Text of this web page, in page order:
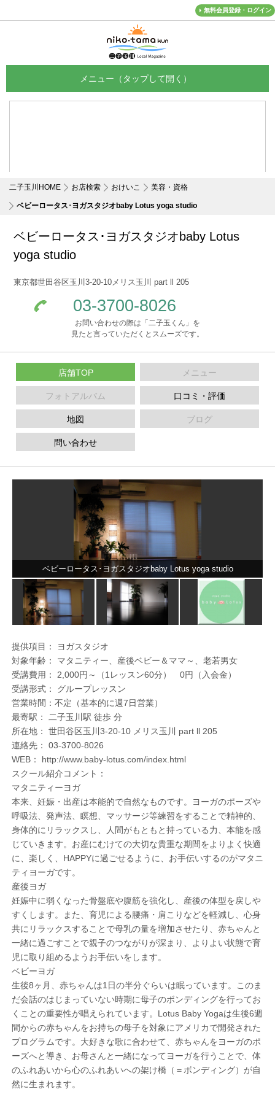
無料会員登録・ログイン
二子玉川HOME お店検索 おけいこ 美容・資格
ベビーロータス･ヨガスタジオbaby Lotus yoga studio
ベビーロータス･ヨガスタジオbaby Lotus
yoga studio
東京都世田谷区玉川3-20-10メリス玉川 part ll 205
03-3700-8026
お問い合わせの際は「二子玉くん」を
見たと言っていただくとスムーズです。
店舗TOP メニュー
フォトアルバム 口コミ・評価
地図 ブログ
問い合わせ
ベビーロータス･ヨガスタジオbaby Lotus yoga studio
提供項目： ヨガスタジオ
対象年齢： マタニティー、産後ベビー＆ママ～、老若男女
受講費用： 2,000円～（1レッスン60分） 0円（入会金）
受講形式： グループレッスン
営業時間：不定（基本的に週7日営業）
最寄駅： 二子玉川駅 徒歩 分
所在地： 世田谷区玉川3-20-10 メリス玉川 part ll 205
連絡先： 03-3700-8026
WEB： http://www.baby-lotus.com/index.html
スクール紹介コメント：
マタニティーヨガ
本来、妊娠・出産は本能的で自然なものです。ヨーガのポーズや
呼吸法、発声法、瞑想、マッサージ等練習をすることで精神的、
身体的にリラックスし、人間がもともと持っている力、本能を感
じていきます。お産にむけての大切な貴重な期間をよりよく快適
に、楽しく、HAPPYに過ごせるように、お手伝いするのがマタニ
ティヨーガです。
産後ヨガ
妊娠中に弱くなった骨盤底や腹筋を強化し、産後の体型を戻しや
すくします。また、育児による腰痛・肩こりなどを軽減し、心身
共にリラックスすることで母乳の量を増加させたり、赤ちゃんと
一緒に過ごすことで親子のつながりが深まり、よりよい状態で育
児に取り組めるようお手伝いをします。
ベビーヨガ
生後8ヶ月、赤ちゃんは1日の半分ぐらいは眠っています。このま
だ会話のはじまっていない時期に母子のボンディングを行ってお
くことの重要性が唱えられています。Lotus Baby Yogaは生後6週
間からの赤ちゃんをお持ちの母子を対象にアメリカで開発された
プログラムです。大好きな歌に合わせて、赤ちゃんをヨーガのポ
ーズへと導き、お母さんと一緒になってヨーガを行うことで、体
のふれあいから心のふれあいへの架け橋（＝ボンディング）が自
然に生まれます。
メニュー